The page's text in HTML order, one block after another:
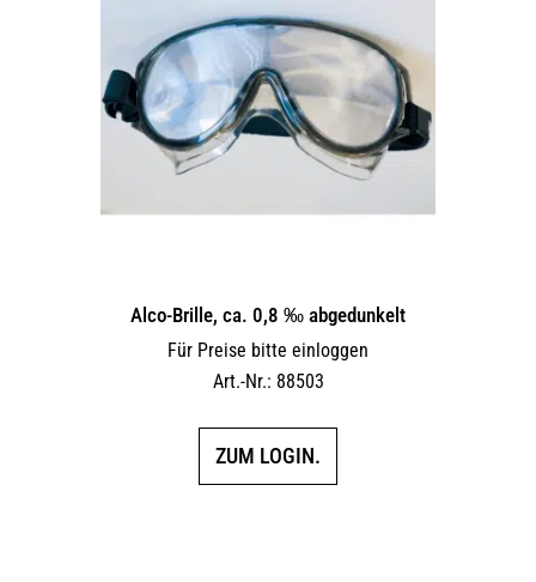
Alco-Brille, ca. 0,8 ‰ abgedunkelt
Für Preise bitte einloggen
Art.-Nr.: 88503
ZUM LOGIN.